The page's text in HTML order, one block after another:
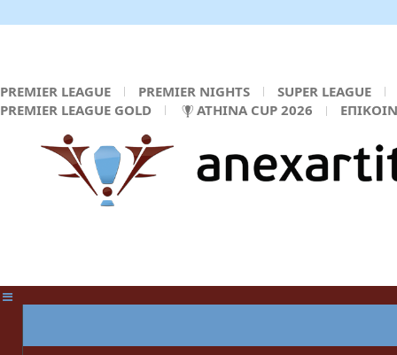
PREMIER LEAGUE PREMIER NIGHTS
SUPER LEAGUE
PREMIER LEAGUE GOLD
ATHINA CUP 2026